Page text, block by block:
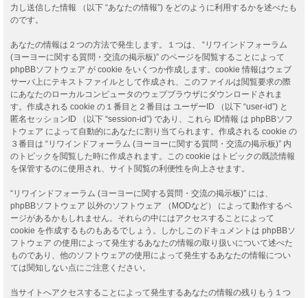
力し送信した情報 （以下 “あなたの情報”) をどのように利用するかを述べたも
のです。
あなたの情報は２つの方法で発生します。１つは、 “リワインドフォーラム
(ヨーヨーに関する質問・交流の掲示板)” のページを閲覧することによって
phpBBソフトウェア が cookie をいくつか作成します。cookie 情報はウェブ
サーバ上にテキストファイルとして作成され、このファイルは閲覧要求の際
にあなたのローカルコンピュータのウェブブラウザにダウンロードされま
す。作成される cookie の１番目と２番目は ユーザーID （以下 “user-id”) と
匿名セッションID （以下 “session-id”) であり、これら ID情報 は phpBBソフ
トウェア によって自動的にあなたに割り当てられます。作成される cookie の
３番目は “リワインドフォーラム (ヨーヨーに関する質問・交流の掲示板)” 内
のトピックを閲覧した時に作成されます。この cookie はトピックの既読情報
を保管するのに使用され、サイト閲覧の利便性を向上させます。
“リワインドフォーラム (ヨーヨーに関する質問・交流の掲示板)” には、
phpBBソフトウェア 以外のソフトウェア （MODなど） によって動作するペ
ージがあるかもしれません。それらの中にはアクセスすることによって
cookie を作成するものもあるでしょう。しかしこのドキュメントは phpBBソ
フトウェア の使用によって発生するあなたの情報の取り扱いについて述べた
ものであり、他のソフトウェアの使用によって発生するあなたの情報につい
ては関知しない点にご注意ください。
当サイトへアクセスすることによって発生するあなたの情報の残りもう１つ